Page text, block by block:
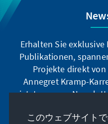
Erhalten Sie
Publikationen,
Projekte direkt
Annegret Kramp-
jetzt unseren
このウェブサイト